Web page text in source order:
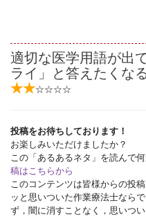
適切な医学用語が出
ライ」と答えたくなる
★★☆☆☆☆
投稿をお待ちしております！
お楽しみいただけましたか？
この「あるあるネタ」を読んで
稿はこちらから
このコンテンツは皆様からの投
ッと思いついた作業療法士なら
ず，闇に消すことなく，思いつ